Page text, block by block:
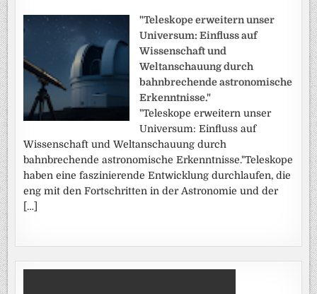
"Teleskope erweitern unser
Universum: Einfluss auf
Wissenschaft und
Weltanschauung durch
bahnbrechende astronomische
Erkenntnisse."
"Teleskope erweitern unser
Universum: Einfluss auf
Wissenschaft und Weltanschauung durch
bahnbrechende astronomische Erkenntnisse."Teleskope
haben eine faszinierende Entwicklung durchlaufen, die
eng mit den Fortschritten in der Astronomie und der
[…]